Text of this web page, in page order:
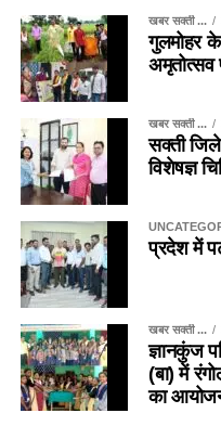
खबर सक्ती ...
गुलमोहर
अमृतोत्सव
खबर सक्ती ...
सक्ती
विशेषज्ञ
प्रदेश में
खबर सक्ती ...
ज्ञानकुंज
(बा) में
का